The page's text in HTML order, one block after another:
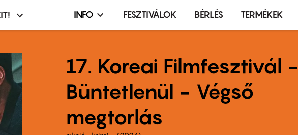
Infó,
terembérlés
menü
INFO FESZTIVÁLOK BÉRLÉS TERMÉKEK
17. Koreai Filmfesztivál -
Büntetlenül - Végső
megtorlás